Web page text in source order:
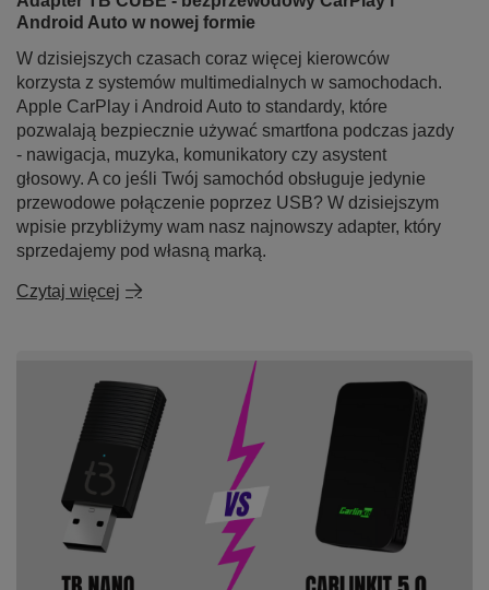
➡️ Jak to działa?
Podłącz adapter
Sparuj telefon przez
Bluetooth
(pierwsze
uruchomienie).
Gotowe! Od teraz urządzenie będzie łączyć się
automatycznie przy każdym uruchomieniu auta.
Nie wymaga aplikacji ani skomplikowanej
konfiguracji – po prostu działa.
Android Auto w nowej formie
W dzisiejszych czasach coraz więcej kierowców
korzysta z systemów multimedialnych w samochodach.
Apple CarPlay i Android Auto to standardy, które
pozwalają bezpiecznie używać smartfona podczas jazdy
- nawigacja, muzyka, komunikatory czy asystent
głosowy. A co jeśli Twój samochód obsługuje jedynie
przewodowe połączenie poprzez USB? W dzisiejszym
wpisie przybliżymy wam nasz najnowszy adapter, który
sprzedajemy pod własną marką.
Czytaj więcej